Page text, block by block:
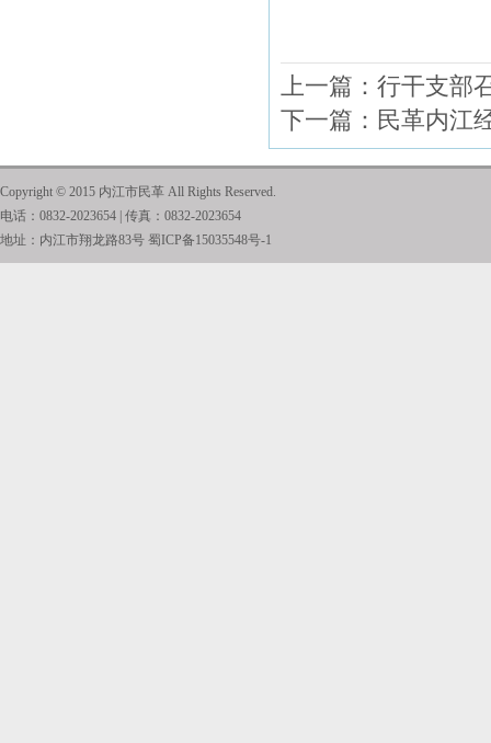
上一篇： 行干支部
下一篇： 民革内江
Copyright © 2015 内江市民革 All Rights Reserved.
电话：0832-2023654 | 传真：0832-2023654
地址：内江市翔龙路83号 蜀ICP备15035548号-1